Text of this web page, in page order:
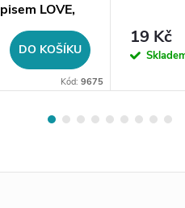
LOVE,
DO KOŠÍKU
Kód: 9675
19 Kč